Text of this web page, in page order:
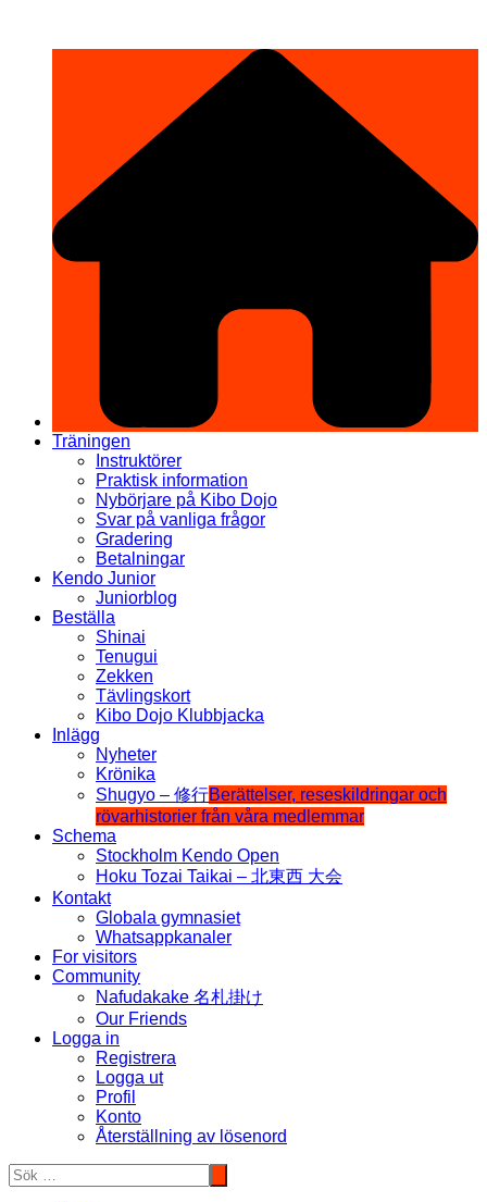
Träningen
Instruktörer
Praktisk information
Nybörjare på Kibo Dojo
Svar på vanliga frågor
Gradering
Betalningar
Kendo Junior
Juniorblog
Beställa
Shinai
Tenugui
Zekken
Tävlingskort
Kibo Dojo Klubbjacka
Inlägg
Nyheter
Krönika
Shugyo – 修行Berättelser, reseskildringar och
rövarhistorier från våra medlemmar
Schema
Stockholm Kendo Open
Hoku Tozai Taikai – 北東西 大会
Kontakt
Globala gymnasiet
Whatsappkanaler
For visitors
Community
Nafudakake 名札掛け
Our Friends
Logga in
Registrera
Logga ut
Profil
Konto
Återställning av lösenord